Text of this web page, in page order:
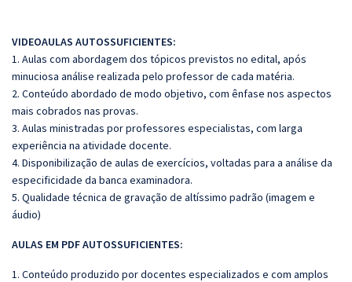
VIDEOAULAS AUTOSSUFICIENTES:
1. Aulas com abordagem dos tópicos previstos no edital, após
minuciosa análise realizada pelo professor de cada matéria.
2. Conteúdo abordado de modo objetivo, com ênfase nos aspectos
mais cobrados nas provas.
3. Aulas ministradas por professores especialistas, com larga
experiência na atividade docente.
4. Disponibilização de aulas de exercícios, voltadas para a análise da
especificidade da banca examinadora.
5. Qualidade técnica de gravação de altíssimo padrão (imagem e
áudio)
AULAS EM PDF AUTOSSUFICIENTES:
1. Conteúdo produzido por docentes especializados e com amplos